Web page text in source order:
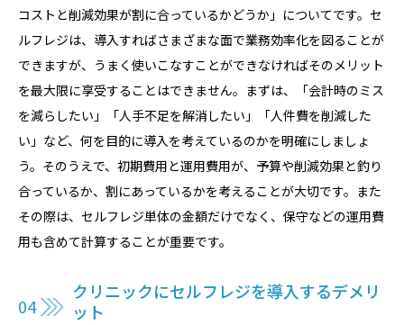
コストと削減効果が割に合っているかどうか」についてです。セ
ルフレジは、導入すればさまざまな面で業務効率化を図ることが
できますが、うまく使いこなすことができなければそのメリット
を最大限に享受することはできません。まずは、「会計時のミス
を減らしたい」「人手不足を解消したい」「人件費を削減した
い」など、何を目的に導入を考えているのかを明確にしましょ
う。そのうえで、初期費用と運用費用が、予算や削減効果と釣り
合っているか、割にあっているかを考えることが大切です。また
その際は、セルフレジ単体の金額だけでなく、保守などの運用費
用も含めて計算することが重要です。
クリニックにセルフレジを導入するデメリ
ット